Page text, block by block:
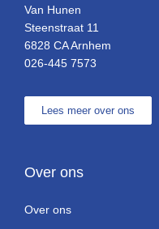
Van Hunen
Steenstraat 11
6828 CA Arnhem
026-445 7573
Lees meer over ons
Over ons
Over ons